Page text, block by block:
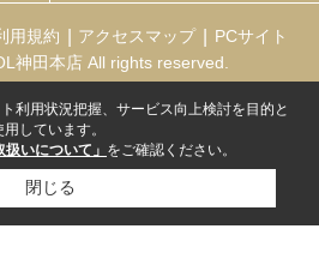
用規約 アクセスマップ
PCサイト
神田本店 All rights reserved.
利用状況把握、サービス向上検討を目的と
しています。
扱いについて」 をご確認ください。
閉じる